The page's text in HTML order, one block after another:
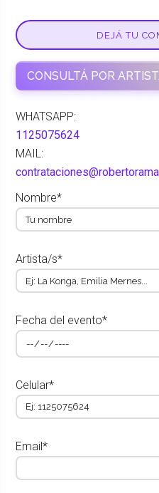
DEJÁ TU
CONSULTÁ POR
WHATSAPP:
1125075624
MAIL:
Nombre*
Artista/s*
Fecha del evento*
Celular*
Email*